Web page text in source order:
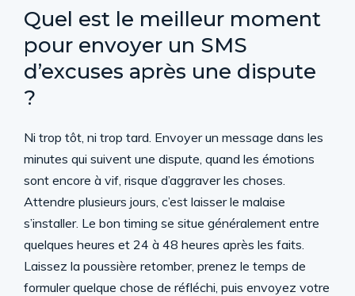
Quel est le meilleur moment
pour envoyer un SMS
d’excuses après une dispute
?
Ni trop tôt, ni trop tard. Envoyer un message dans les
minutes qui suivent une dispute, quand les émotions
sont encore à vif, risque d’aggraver les choses.
Attendre plusieurs jours, c’est laisser le malaise
s’installer. Le bon timing se situe généralement entre
quelques heures et 24 à 48 heures après les faits.
Laissez la poussière retomber, prenez le temps de
formuler quelque chose de réfléchi, puis envoyez votre